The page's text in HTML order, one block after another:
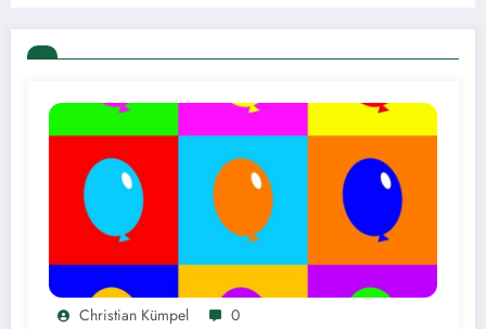
Christian Kümpel 0